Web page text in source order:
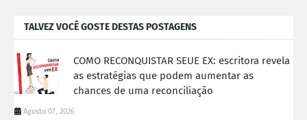
TALVEZ VOCÊ GOSTE DESTAS POSTAGENS
COMO RECONQUISTAR SEUE EX: escritora revela
as estratégias que podem aumentar as
chances de uma reconciliação
Agosto 07, 2026